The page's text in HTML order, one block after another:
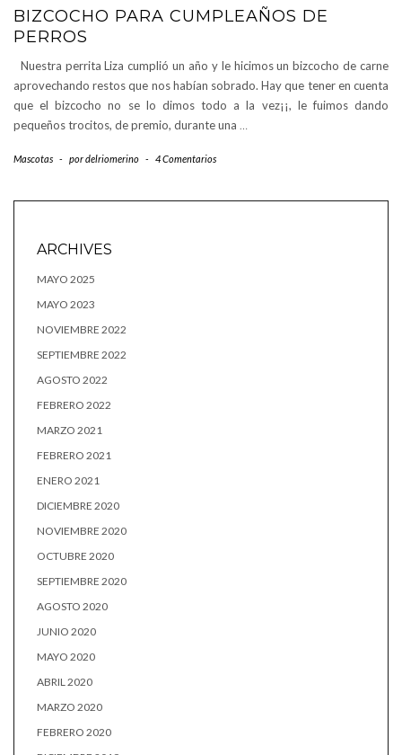
BIZCOCHO PARA CUMPLEAÑOS DE
PERROS
Nuestra perrita Liza cumplió un año y le hicimos un bizcocho de carne
aprovechando restos que nos habían sobrado. Hay que tener en cuenta
que el bizcocho no se lo dimos todo a la vez¡¡, le fuimos dando
pequeños trocitos, de premio, durante una …
Mascotas - pordelriomerino - 4 Comentarios
ARCHIVES
MAYO 2025
MAYO 2023
NOVIEMBRE 2022
SEPTIEMBRE 2022
AGOSTO 2022
FEBRERO 2022
MARZO 2021
FEBRERO 2021
ENERO 2021
DICIEMBRE 2020
NOVIEMBRE 2020
OCTUBRE 2020
SEPTIEMBRE 2020
AGOSTO 2020
JUNIO 2020
MAYO 2020
ABRIL 2020
MARZO 2020
FEBRERO 2020